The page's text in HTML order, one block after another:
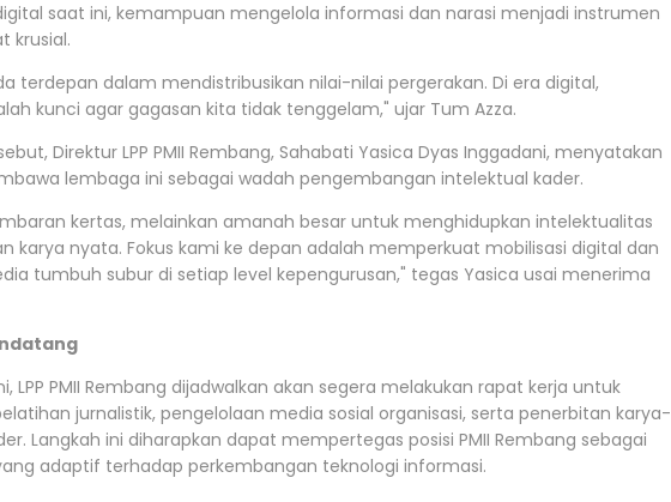
saat ini, kemampuan mengelola informasi dan narasi menjadi instrumen
krusial.
terdepan dalam mendistribusikan nilai-nilai pergerakan. Di era digital,
kunci agar gagasan kita tidak tenggelam," ujar Tum Azza.
Direktur LPP PMII Rembang, Sahabati Yasica Dyas Inggadani, menyatakan
lembaga ini sebagai wadah pengembangan intelektual kader.
kertas, melainkan amanah besar untuk menghidupkan intelektualitas
karya nyata. Fokus kami ke depan adalah memperkuat mobilisasi digital dan
tumbuh subur di setiap level kepengurusan," tegas Yasica usai menerima
LPP PMII Rembang dijadwalkan akan segera melakukan rapat kerja untuk
jurnalistik, pengelolaan media sosial organisasi, serta penerbitan karya-
Langkah ini diharapkan dapat mempertegas posisi PMII Rembang sebagai
adaptif terhadap perkembangan teknologi informasi.